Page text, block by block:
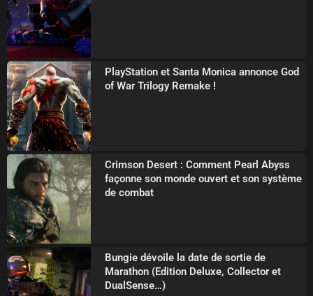
PlayStation et Santa Monica annonce God
of War Trilogy Remake !
Crimson Desert : Comment Pearl Abyss
façonne son monde ouvert et son système
de combat
Bungie dévoile la date de sortie de
Marathon (Edition Deluxe, Collector et
DualSense…)